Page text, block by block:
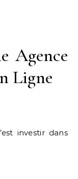
Agence
Ligne
investir dans